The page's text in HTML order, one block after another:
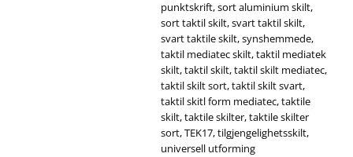
punktskrift,sort aluminium skilt,
sort taktil skilt,svart taktil skilt,
svart taktile skilt,synshemmede,
taktil mediatec skilt,taktil mediatek
skilt,taktil skilt,taktil skilt mediatec,
taktil skilt sort,taktil skilt svart,
taktil skitl form mediatec,taktile
skilt,taktile skilter,taktile skilter
sort,TEK17,tilgjengelighetsskilt,
universell utforming